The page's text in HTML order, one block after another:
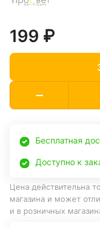
199 ₽
Бесплатная
Доступно к
Цена действительна
магазина и может
и в розничных